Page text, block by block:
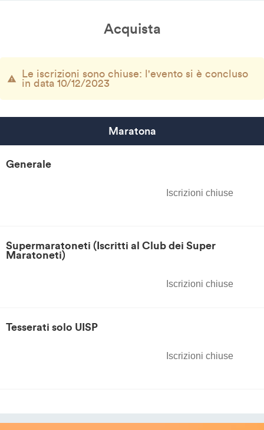
Acquista
Le iscrizioni sono chiuse: l'evento si è concluso
in data 10/12/2023
Maratona
Generale
Iscrizioni chiuse
Supermaratoneti (Iscritti al Club dei Super
Maratoneti)
Iscrizioni chiuse
Tesserati solo UISP
Iscrizioni chiuse